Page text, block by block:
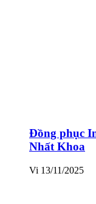
Đồng phục
Nhất Khoa
Vi 13/11/2025